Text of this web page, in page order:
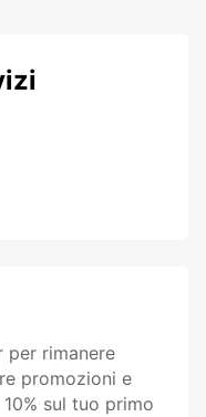
per rimanere
promozioni e
sul tuo primo